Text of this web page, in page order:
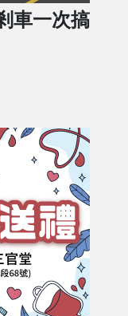
車一次搞